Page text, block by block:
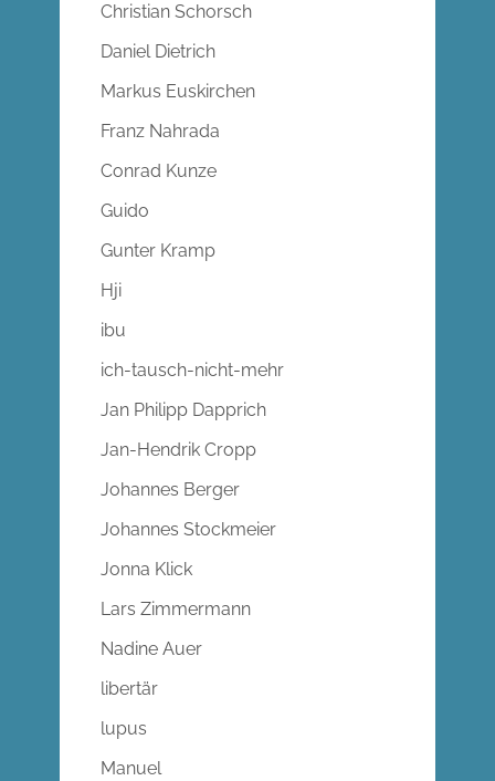
Christian Schorsch
Daniel Dietrich
Markus Euskirchen
Franz Nahrada
Conrad Kunze
Guido
Gunter Kramp
Hji
ibu
ich-tausch-nicht-mehr
Jan Philipp Dapprich
Jan-Hendrik Cropp
Johannes Berger
Johannes Stockmeier
Jonna Klick
Lars Zimmermann
Nadine Auer
libertär
lupus
Manuel